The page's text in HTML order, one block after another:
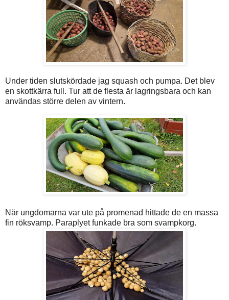
Under tiden slutskördade jag squash och pumpa. Det blev
en skottkärra full. Tur att de flesta är lagringsbara och kan
användas större delen av vintern.
När ungdomarna var ute på promenad hittade de en massa
fin röksvamp. Paraplyet funkade bra som svampkorg.